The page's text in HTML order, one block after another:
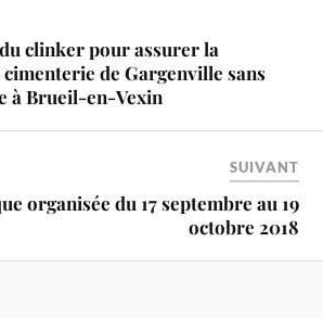
clinker pour assurer la
de Gargenville sans
à Brueil-en-Vexin
SUIVANT
organisée du 17 septembre au 19
octobre 2018